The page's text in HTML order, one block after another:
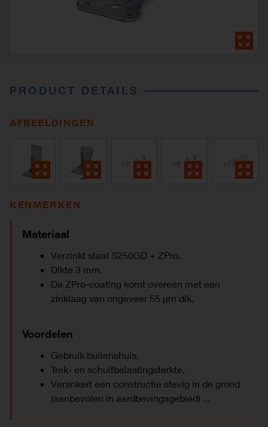
PRODUCT DETAILS
AFBEELDINGEN
KENMERKEN
Materiaal
Verzinkt staal S250GD + ZPro,
Dikte 3 mm,
De ZPro-coating komt overeen met een
zinklaag van ongeveer 55 µm dik.
Voordelen
Gebruik buitenshuis,
Trek- en schuifbelastingsterkte,
Verankert een constructie stevig in de grond
(aanbevolen in aardbevingsgebied) ...